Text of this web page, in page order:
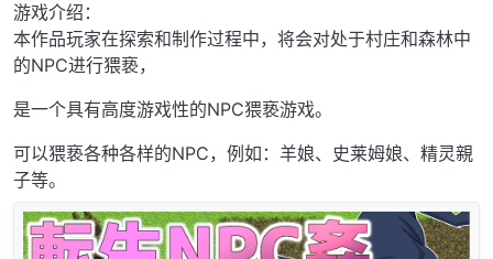
游戏介绍：
本作品玩家在探索和制作过程中，将会对处于村庄和森林中
的NPC进行猥亵，
是一个具有高度游戏性的NPC猥亵游戏。
可以猥亵各种各样的NPC，例如：羊娘、史莱姆娘、精灵親
子等。